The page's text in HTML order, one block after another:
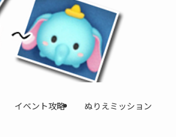
イベント攻略 ぬりえミッション